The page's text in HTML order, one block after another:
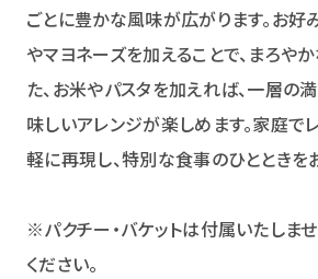
ごとに豊かな風味が広がります。お
やマヨネーズを加えることで、まろや
た、お米やパスタを加えれば、一層の
味しいアレンジが楽しめます。家庭で
軽に再現し、特別な食事のひとときを
※パクチー・バケットは付属いたしま
ください。